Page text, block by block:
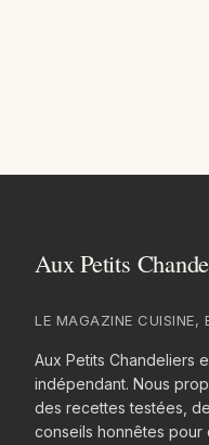
LE MAGAZINE CUISINE,
Aux Petits Chandeliers
indépendant. Nous
des recettes testées,
conseils honnêtes pour